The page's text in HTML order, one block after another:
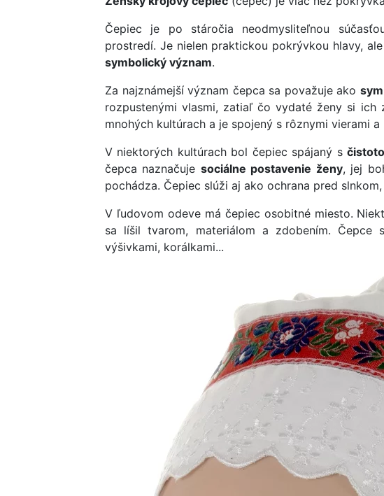
Čepiec je po stáročia neodmysliteľnou
prostredí. Je nielen praktickou pokrývkou hlavy,
symbolický význam.
Za najznámejší význam čepca sa považuje ako
rozpustenými vlasmi, zatiaľ čo vydaté ženy si
mnohých kultúrach a je spojený s rôznymi vierami
V niektorých kultúrach bol čepiec spájaný s
čepca naznačuje sociálne postavenie ženy, jej
pochádza. Čepiec slúži aj ako ochrana pred
V ľudovom odeve má čepiec osobitné miesto.
sa líšil tvarom, materiálom a zdobením. Čepce
výšivkami, korálkami...